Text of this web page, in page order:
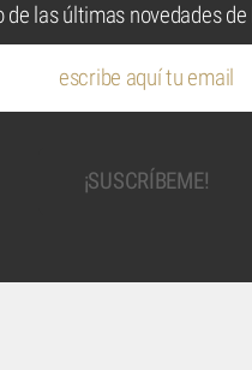
de las últimas novedades de